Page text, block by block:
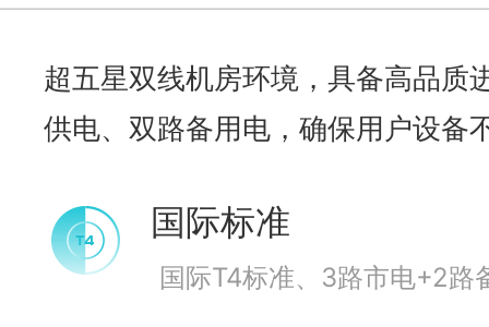
超五星双线机房环境，具备高品质
供电、双路备用电，确保用户设备
国际标准
国际T4标准、3路市电+2路